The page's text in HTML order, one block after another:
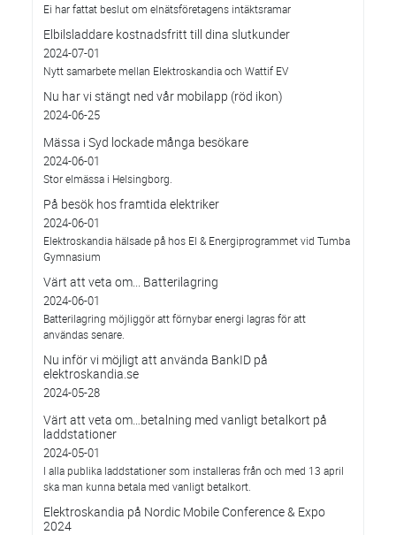
Ei har fattat beslut om elnätsföretagens intäktsramar
Elbilsladdare kostnadsfritt till dina slutkunder
2024-07-01
Nytt samarbete mellan Elektroskandia och Wattif EV
Nu har vi stängt ned vår mobilapp (röd ikon)
2024-06-25
Mässa i Syd lockade många besökare
2024-06-01
Stor elmässa i Helsingborg.
På besök hos framtida elektriker
2024-06-01
Elektroskandia hälsade på hos El & Energiprogrammet vid Tumba
Gymnasium
Värt att veta om... Batterilagring
2024-06-01
Batterilagring möjliggör att förnybar energi lagras för att
användas senare.
Nu inför vi möjligt att använda BankID på
elektroskandia.se
2024-05-28
Värt att veta om…betalning med vanligt betalkort på
laddstationer
2024-05-01
I alla publika laddstationer som installeras från och med 13 april
ska man kunna betala med vanligt betalkort.
Elektroskandia på Nordic Mobile Conference & Expo
2024